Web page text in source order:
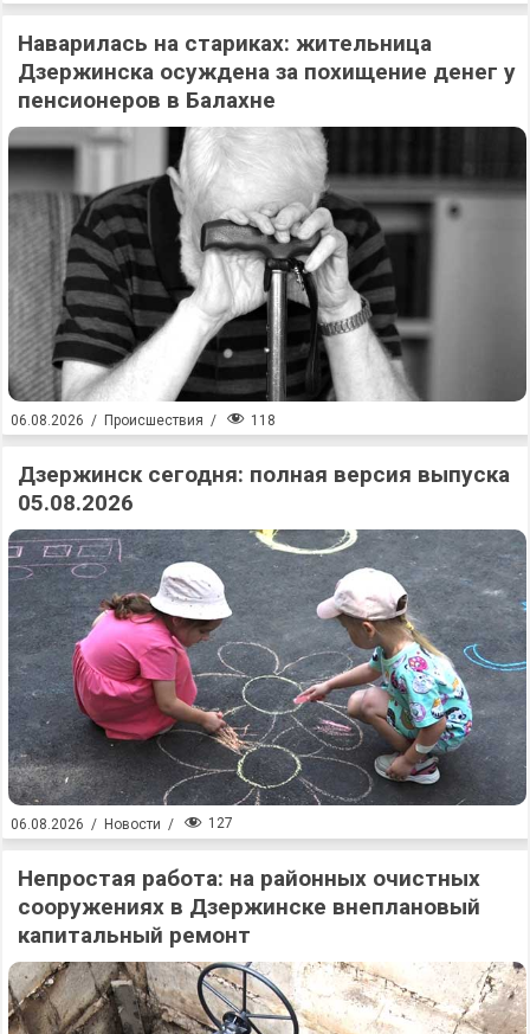
Наварилась на стариках: жительница
Дзержинска осуждена за похищение денег у
пенсионеров в Балахне
06.08.2026 / Происшествия / 118
Дзержинск сегодня: полная версия выпуска
05.08.2026
06.08.2026 / Новости / 127
Непростая работа: на районных очистных
сооружениях в Дзержинске внеплановый
капитальный ремонт